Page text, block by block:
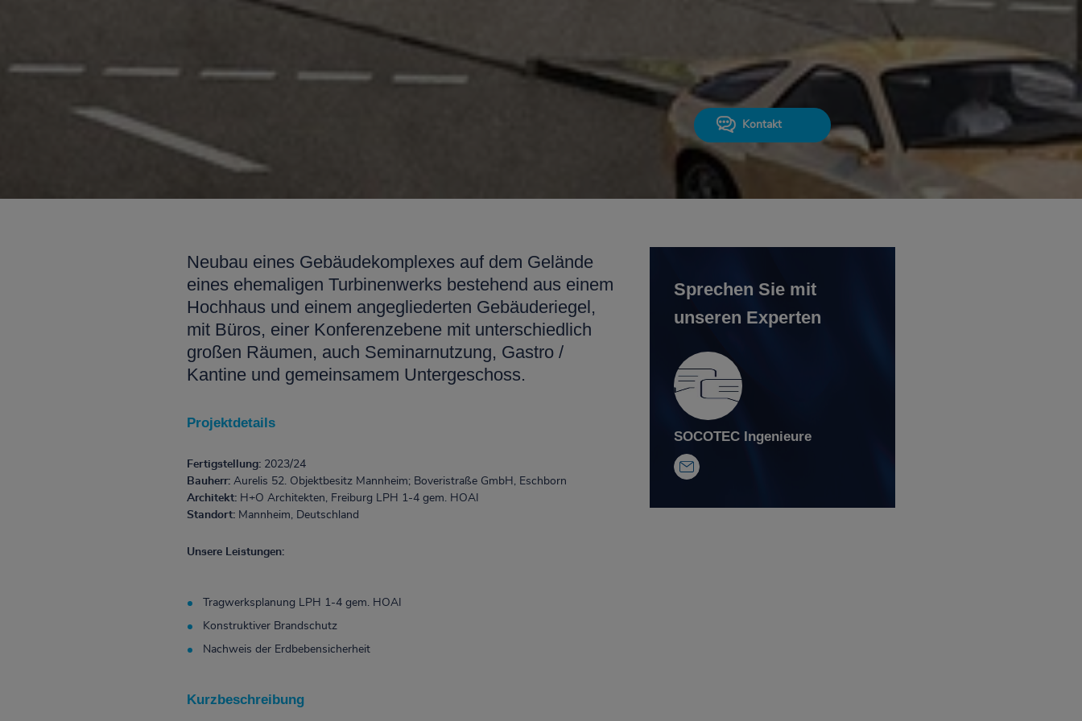
Kontakt
Neubau eines Gebäudekomplexes auf dem Gelände
eines ehemaligen Turbinenwerks bestehend aus einem
Hochhaus und einem angegliederten Gebäuderiegel,
mit Büros, einer Konferenzebene mit unterschiedlich
großen Räumen, auch Seminarnutzung, Gastro /
Kantine und gemeinsamem Untergeschoss.
Projektdetails
Fertigstellung: 2023/24
Bauherr: Aurelis 52. Objektbesitz Mannheim; Boveristraße GmbH, Eschborn
Architekt: H+O Architekten, Freiburg LPH 1-4 gem. HOAI
Standort: Mannheim, Deutschland
Unsere Leistungen:
Tragwerksplanung LPH 1-4 gem. HOAI
Konstruktiver Brandschutz
Nachweis der Erdbebensicherheit
Kurzbeschreibung
Sprechen Sie mit
unseren Experten
SOCOTEC Ingenieure